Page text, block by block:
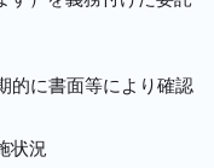
的に書面等により確認
状況